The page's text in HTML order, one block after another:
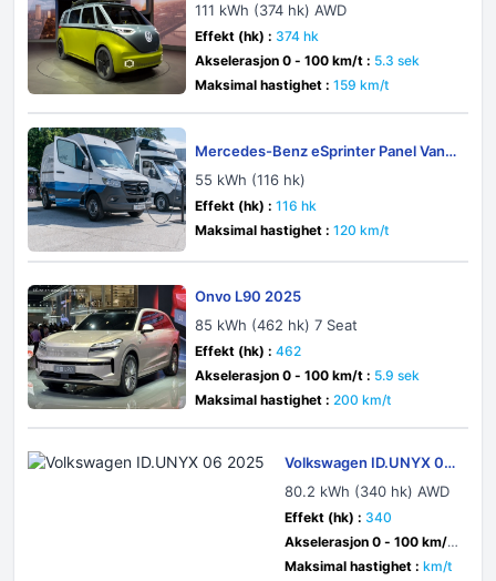
111 kWh (374 hk) AWD
Effekt (hk) : 374 hk
Akselerasjon 0 - 100 km/t : 5.3 sek
Maksimal hastighet : 159 km/t
Mercedes-Benz eSprinter Panel Van
W907-W910 2019
55 kWh (116 hk)
Effekt (hk) : 116 hk
Maksimal hastighet : 120 km/t
Onvo L90 2025
85 kWh (462 hk) 7 Seat
Effekt (hk) : 462
Akselerasjon 0 - 100 km/t : 5.9 sek
Maksimal hastighet : 200 km/t
Volkswagen ID.UNYX 06
2025
80.2 kWh (340 hk) AWD
Effekt (hk) : 340
Akselerasjon 0 - 100 km/t
: 5.6 sek
Maksimal hastighet : km/t